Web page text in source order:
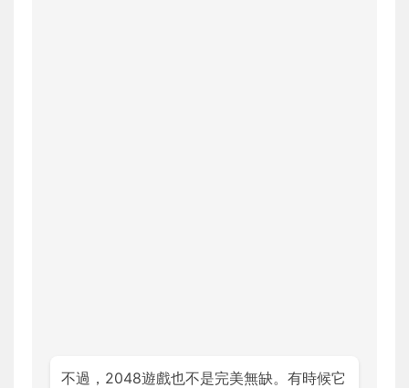
不過，2048遊戲也不是完美無缺。有時候它